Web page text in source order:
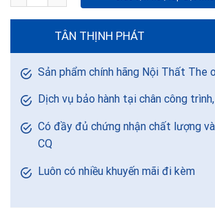
TÂN THỊNH PHÁT
Sản phẩm chính hãng Nội Thất The
Dịch vụ bảo hành tại chân công
Có đầy đủ chứng nhận chất lượng
CQ
Luôn có nhiều khuyến mãi đi kèm